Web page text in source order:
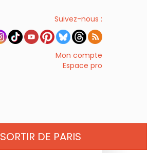
Suivez-nous :
Mon compte
Espace pro
SORTIR DE PARIS